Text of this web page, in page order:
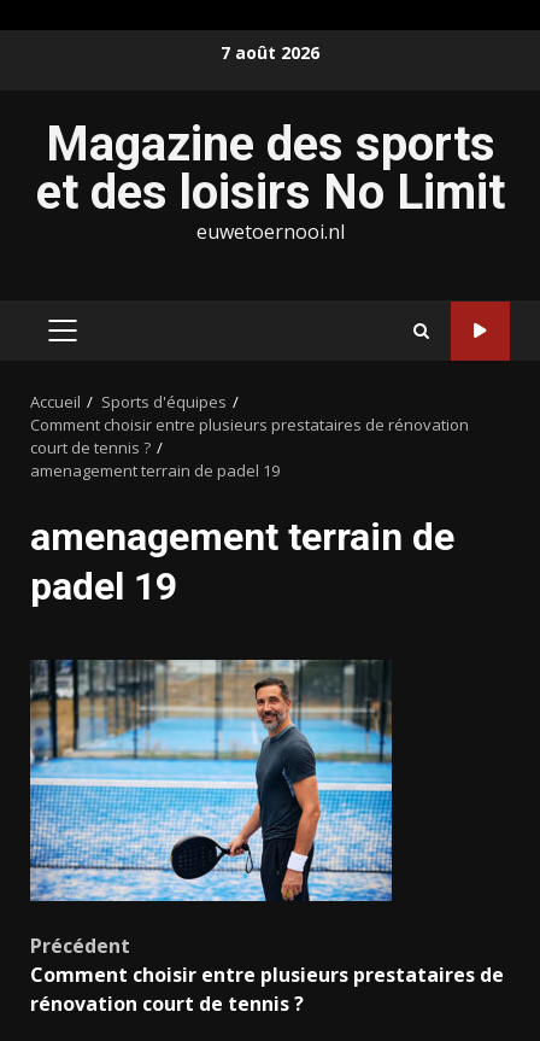
7 août 2026
Magazine des sports
et des loisirs No Limit
euwetoernooi.nl
MENU
Accueil
Sports d'équipes
Comment choisir entre plusieurs prestataires de rénovation
court de tennis ?
amenagement terrain de padel 19
amenagement terrain de
padel 19
Navigation
d’article
Précédent
Comment choisir entre plusieurs prestataires de
rénovation court de tennis ?